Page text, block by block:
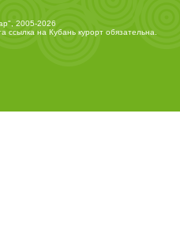
2005-2026
ссылка на Кубань курортобязательна.